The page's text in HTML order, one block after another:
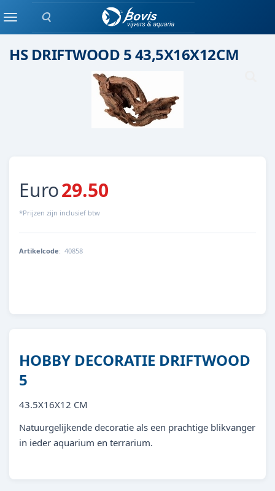
Zoeken
MenuKeramiek/ kunststof
HS DRIFTWOOD 5 43,5X16X12CM
Euro29.50
*Prijzen zijn inclusief btw
Artikelcode: 40858
HOBBY DECORATIE DRIFTWOOD
5
43.5X16X12 CM
Natuurgelijkende decoratie als een prachtige blikvanger
in ieder aquarium en terrarium.